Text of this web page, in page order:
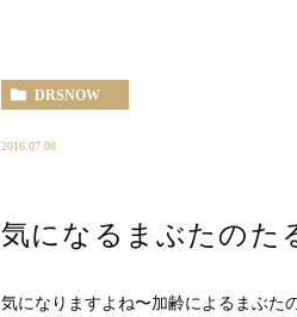
DRSNOW
2016.07.08
気になるまぶたのた
気になりますよね〜加齢によるまぶ